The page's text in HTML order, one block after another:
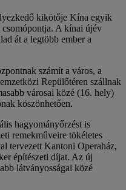
kikötője Kína egyik
csomópontja. A kínai újév
át a legtöbb ember a
számít a város, a
Repülőtéren szállnak
városai közé (16. hely)
köszönhetően.
hagyományőrzést is
remekműveire tökéletes
tervezett Kantoni Operaház,
építészeti díjat. Az új
látványosságai közé